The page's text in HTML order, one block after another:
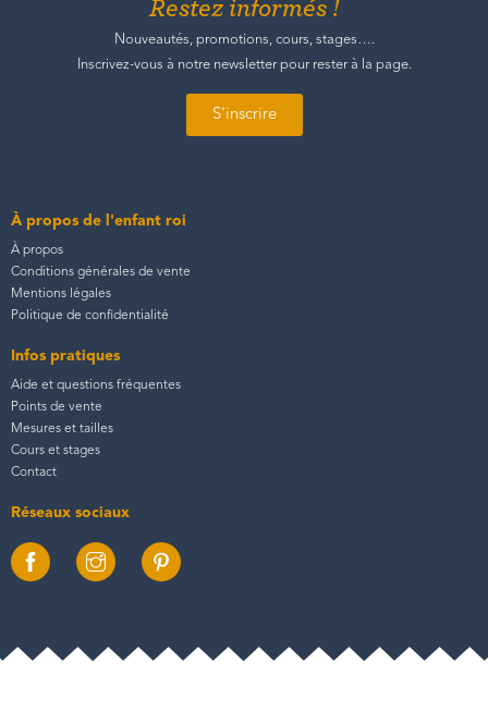
Restez informés !
Nouveautés, promotions, cours, stages….
Inscrivez-vous à notre newsletter pour rester à la page.
S'inscrire
À propos de l'enfant roi
À propos
Conditions générales de vente
Mentions légales
Politique de confidentialité
Infos pratiques
Aide et questions fréquentes
Points de vente
Mesures et tailles
Cours et stages
Contact
Réseaux sociaux